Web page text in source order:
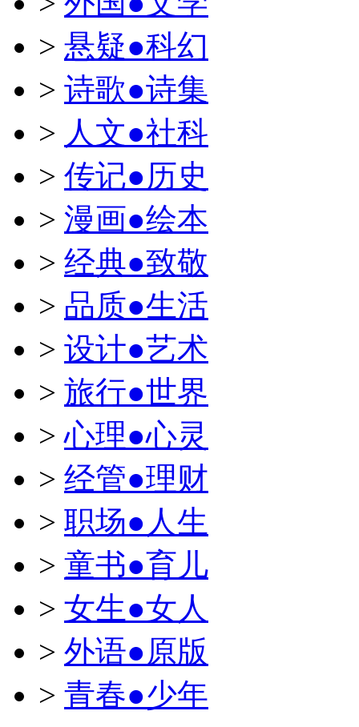
> 悬疑●科幻
> 诗歌●诗集
> 人文●社科
> 传记●历史
> 漫画●绘本
> 经典●致敬
> 品质●生活
> 设计●艺术
> 旅行●世界
>心理●心灵
> 经管●理财
> 职场●人生
> 童书●育儿
> 女生●女人
> 外语●原版
> 青春●少年